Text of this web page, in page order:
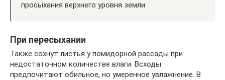
просыхания верхнего уровня земли.
При пересыхании
Также сохнут листья у помидорной рассады при
недостаточном количестве влаги. Всходы
предпочитают обильное, но умеренное увлажнение. В